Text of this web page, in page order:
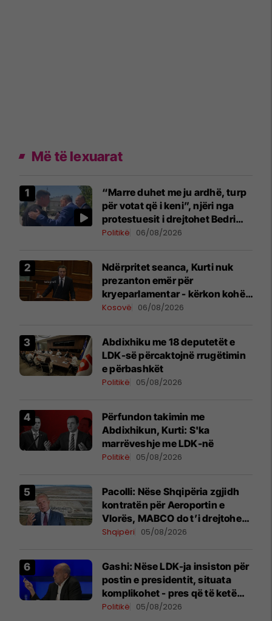
Më të lexuarat
“Marre duhet me ju ardhë, turp
për votat që i keni”, njëri nga
protestuesit i drejtohet Bedri
Hamzës
Politikë 06/08/2026
Ndërpritet seanca, Kurti nuk
prezanton emër për
kryeparlamentar - kërkon kohë
shtesë për marrëveshje politike
Kosovë 06/08/2026
Abdixhiku me 18 deputetët e
LDK-së përcaktojnë rrugëtimin
e përbashkët
Politikë 05/08/2026
Përfundon takimin me
Abdixhikun, Kurti: S'ka
marrëveshje me LDK-në
Politikë 05/08/2026
Pacolli: Nëse Shqipëria zgjidh
kontratën për Aeroportin e
Vlorës, MABCO do t’i drejtohet
arbitrazhit ndërkombëtar
Shqipëri 05/08/2026
Gashi: Nëse LDK-ja insiston për
postin e presidentit, situata
komplikohet - pres që të ketë
lëshim
Politikë 05/08/2026